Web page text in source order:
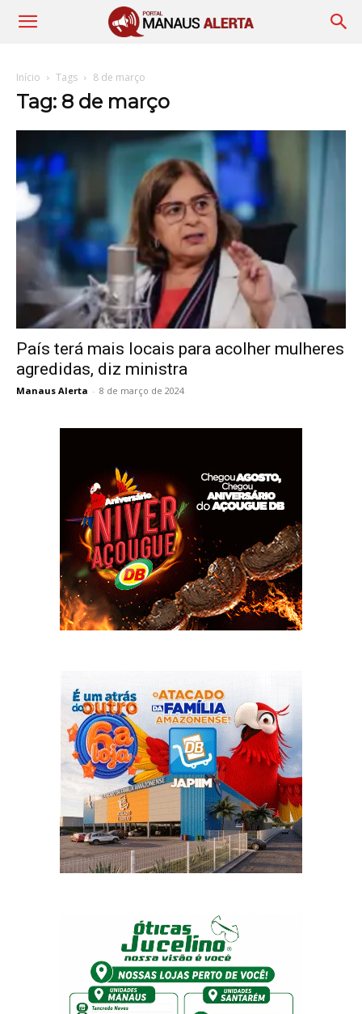
Início Tags 8 de março
Tag: 8 de março
País terá mais locais para acolher mulheres
agredidas, diz ministra
Manaus Alerta - 8 de março de 2024